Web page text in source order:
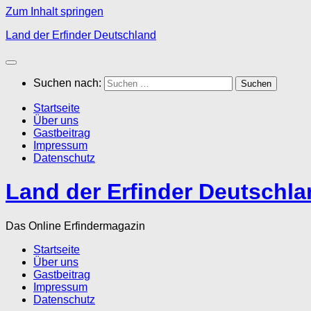
Zum Inhalt springen
Land der Erfinder Deutschland
Suchen nach:
Startseite
Über uns
Gastbeitrag
Impressum
Datenschutz
Land der Erfinder
Das Online Erfindermagazin
Startseite
Über uns
Gastbeitrag
Impressum
Datenschutz